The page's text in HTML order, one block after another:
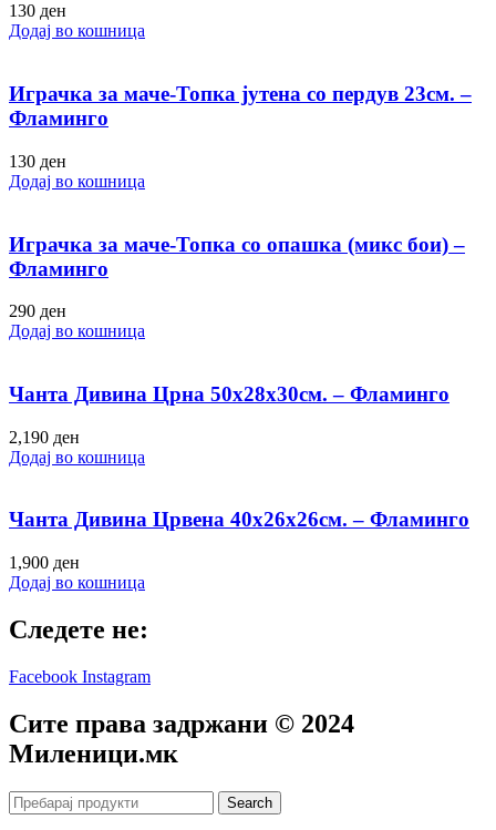
130 ден
Додај во кошница
Играчка за маче-Топка јутена со пердув 23см. –
Фламинго
130 ден
Додај во кошница
Играчка за маче-Топка со опашка (микс бои) –
Фламинго
290 ден
Додај во кошница
Чанта Дивина Црна 50х28х30см. – Фламинго
2,190 ден
Додај во кошница
Чанта Дивина Црвена 40х26х26см. – Фламинго
1,900 ден
Додај во кошница
Следете не:
Facebook Instagram
Сите права задржани © 2024
Mиленици.мк
Search